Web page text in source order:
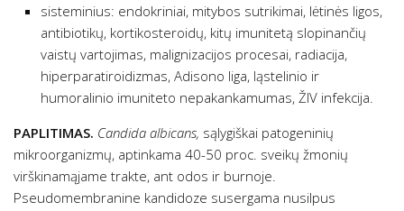
sisteminius: endokriniai, mitybos sutrikimai, lėtinės ligos,
antibiotikų, kortikosteroidų, kitų imunitetą slopinančių
vaistų vartojimas, malignizacijos procesai, radiacija,
hiperparatiroidizmas, Adisono liga, ląstelinio ir
humoralinio imuniteto nepakankamumas, ŽIV infekcija.
PAPLITIMAS. Candida albicans, sąlygiškai patogeninių
mikroorganizmų, aptinkama 40-50 proc. sveikų žmonių
virškinamąjame trakte, ant odos ir burnoje.
Pseudomembranine kandidoze susergama nusilpus